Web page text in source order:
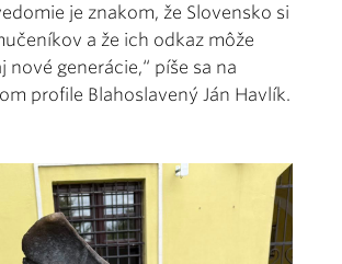
je znakom, že Slovensko si
a že ich odkaz môže
nové generácie,“ píše sa na
profile Blahoslavený Ján Havlík.